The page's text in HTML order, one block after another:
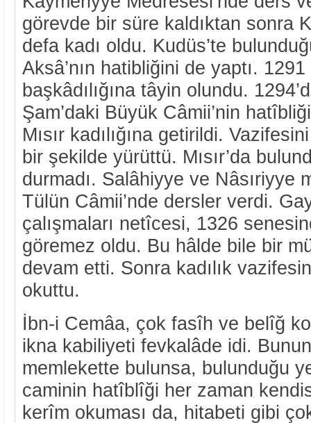
görevde bir süre kaldıktan sonra
defa kadı oldu. Kudüs’te
Aksâ’nın hatibliğini de yaptı. 1291
başkâdılığına tâyin olundu.
Şam’daki Büyük Câmii’nin
Mısır kadılığına getirildi.
bir şekilde yürüttü. Mısır’da
durmadı. Salâhiyye ve Nâsıriyye
Tülün Câmii’nde dersler verdi.
çalışmaları netîcesi, 1326
göremez oldu. Bu hâlde bile bir
devam etti. Sonra kadılık
okuttu.
İbn-i Cemâa, çok fasîh ve belîğ
ikna kabiliyeti fevkalâde idi.
memlekette bulunsa, bulunduğu
caminin hatîblîği her zaman
kerîm okuması da, hitabeti gibi